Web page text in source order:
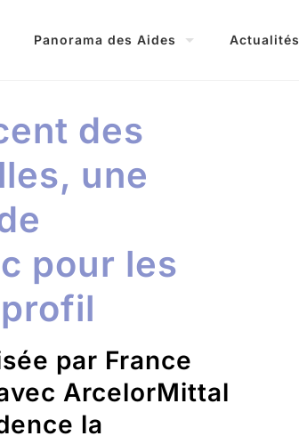
Panorama des Aides Actualités
des
une
pour les
par France
ArcelorMittal
la